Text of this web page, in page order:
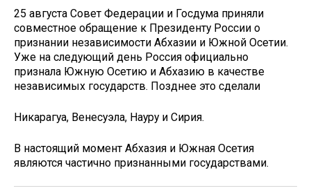
25 августа Совет Федерации и Госдума приняли
совместное обращение к Президенту России о
признании независимости Абхазии и Южной Осетии.
Уже на следующий день Россия официально
признала Южную Осетию и Абхазию в качестве
независимых государств. Позднее это сделали
Никарагуа, Венесуэла, Науру и Сирия.
В настоящий момент Абхазия и Южная Осетия
являются частично признанными государствами.